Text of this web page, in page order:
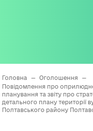
Головна — Оголошення
—
Повідомлення про
планування та звіту про
детального плану території
Полтавського району